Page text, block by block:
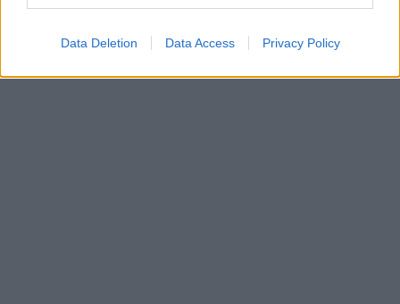
Data Deletion Data Access Privacy Policy